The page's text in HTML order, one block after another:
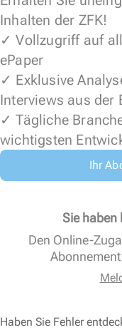
Inhalten der ZFK!
✓ Vollzugriff auf
ePaper
✓ Exklusive
Interviews aus der
✓ Tägliche
wichtigsten
Ihr
Sie haben
Den Online-
Haben Sie Fehler